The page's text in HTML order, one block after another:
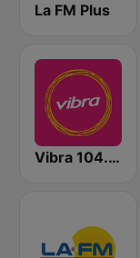
La FM Plus
Vibra 104.9 FM